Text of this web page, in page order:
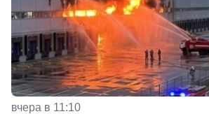
вчера в 11:10